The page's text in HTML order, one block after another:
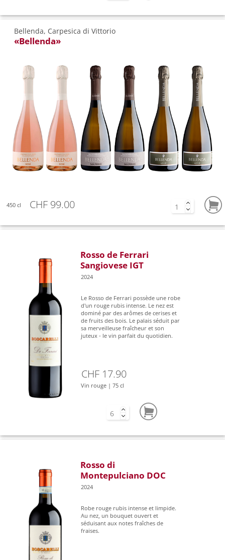
Bellenda, Carpesica di Vittorio
«Bellenda»
450 cl CHF 99.00
Rosso de Ferrari
Sangiovese IGT
2024
Le Rosso de Ferrari possède une robe
d'un rouge rubis intense. Le nez est
dominé par des arômes de cerises et
de fruits des bois. Le palais séduit par
sa merveilleuse fraîcheur et son
juteux - le vin parfait du quotidien.
CHF 17.90
Vin rouge | 75 cl
Rosso di
Montepulciano DOC
2024
Robe rouge rubis intense et limpide.
Au nez, un bouquet ouvert et
séduisant aux notes fraîches de
fraises.